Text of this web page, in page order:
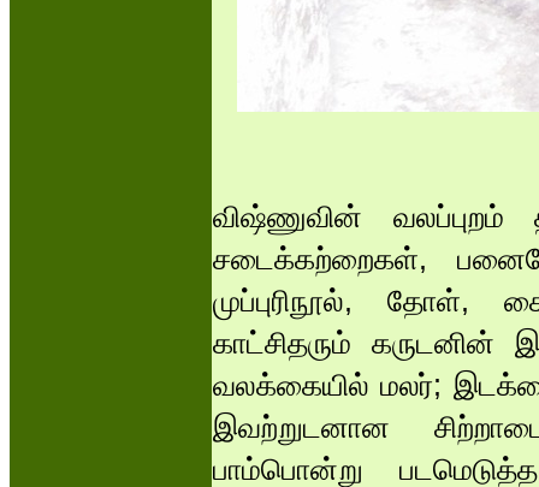
விஷ்ணுவின்
சடைக்கற்றைகள்,
முப்புரிநூல்,
காட்சிதரும் கருடனின்
வலக்கையில் மலர்;
இவற்றுடனான
பாம்பொன்று